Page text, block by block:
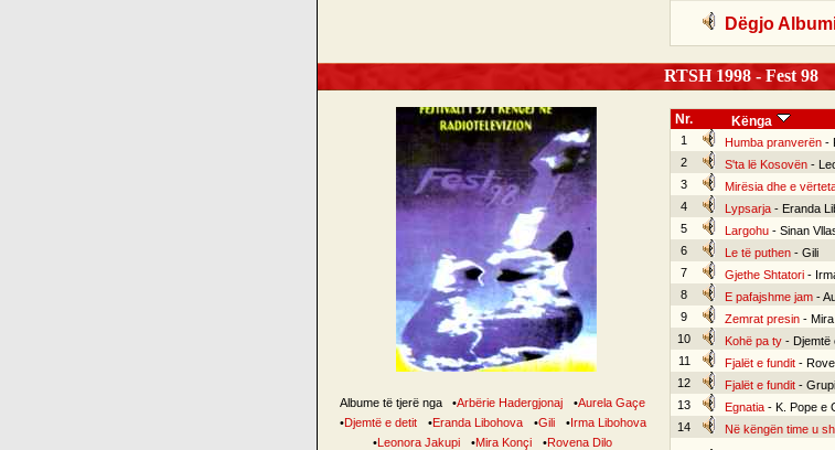
Dëgjo
RTSH 1998 - Fest 98
Albume të tjerë nga •Arbërie Hadergjonaj •Aurela Gaçe
•Djemtë e detit •Eranda Libohova •Gili •Irma Libohova
•Leonora Jakupi •Mira Konçi •Rovena Dilo
Nr. Kënga
1 Humba pranverën-
2
S'ta lë Kosovën-
3
Mirësia dhe e
4
Lypsarja- Eranda
5
Largohu- Sinan
6
Le të puthen- Gili
7
Gjethe Shtatori-
8
E pafajshme jam-
9
Zemrat presin- Mira
10
Kohë pa ty- Djemtë
11
Fjalët e fundit-
12
Fjalët e fundit-
13
Egnatia- K. Pope e
14
Në këngën time u